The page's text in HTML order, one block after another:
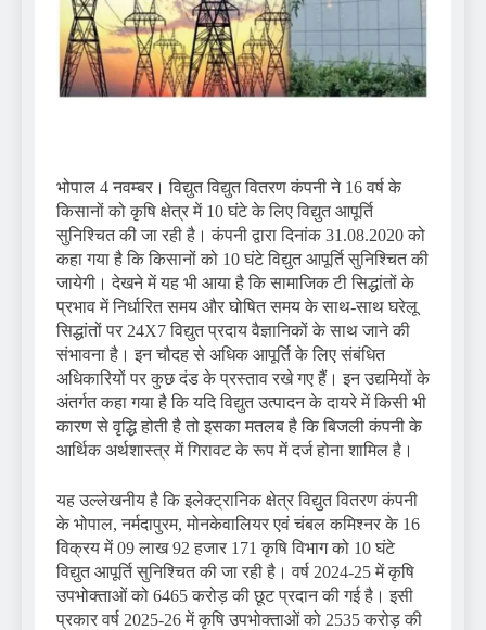
भोपाल 4 नवम्बर। विद्युत विद्युत वितरण कंपनी ने 16 वर्ष के
किसानों को कृषि क्षेत्र में 10 घंटे के लिए विद्युत आपूर्ति
सुनिश्चित की जा रही है। कंपनी द्वारा दिनांक 31.08.2020 को
कहा गया है कि किसानों को 10 घंटे विद्युत आपूर्ति सुनिश्चित की
जायेगी। देखने में यह भी आया है कि सामाजिक टी सिद्धांतों के
प्रभाव में निर्धारित समय और घोषित समय के साथ-साथ घरेलू
सिद्धांतों पर 24X7 विद्युत प्रदाय वैज्ञानिकों के साथ जाने की
संभावना है। इन चौदह से अधिक आपूर्ति के लिए संबंधित
अधिकारियों पर कुछ दंड के प्रस्ताव रखे गए हैं। इन उद्यमियों के
अंतर्गत कहा गया है कि यदि विद्युत उत्पादन के दायरे में किसी भी
कारण से वृद्धि होती है तो इसका मतलब है कि बिजली कंपनी के
आर्थिक अर्थशास्त्र में गिरावट के रूप में दर्ज होना शामिल है।
यह उल्‍लेखनीय है कि इलेक्ट्रानिक क्षेत्र विद्युत वितरण कंपनी
के भोपाल, नर्मदापुरम, मोनकेवालियर एवं चंबल कमिश्नर के 16
विक्रय में 09 लाख 92 हजार 171 कृषि विभाग को 10 घंटे
विद्युत आपूर्ति सुनिश्चित की जा रही है। वर्ष 2024-25 में कृषि
उपभोक्ताओं को 6465 करोड़ की छूट प्रदान की गई है। इसी
प्रकार वर्ष 2025-26 में कृषि उपभोक्ताओं को 2535 करोड़ की